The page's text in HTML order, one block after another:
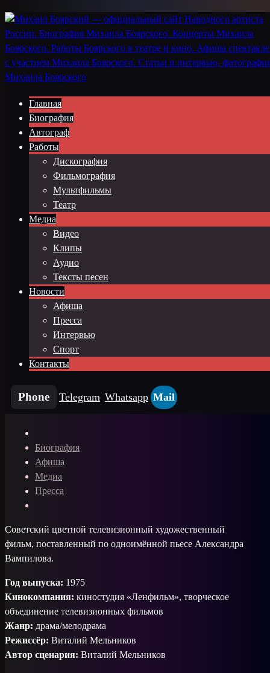
Главная
Биография
Автограф
Работы
Дискография
Фильмография
Мультфильмы
Театр
Медиа
Видео
Клипы
Аудио
Тексты песен
Новости
Афиша
Пресса
Интервью
Спорт
Контакты
Phone Telegram Whatsapp Mail
Биография
Афиша
Медиа
Пресса
Советский цветной телевизионный художественный
фильм, поставленный по одноимённой пьесе Александра
Вампилова.
Год выпуска: 1975
Кинокомпания: киностудия «Ленфильм», творческое
объединение телевизионных фильмов
Жанр: драма/мелодрама
Режиссёр: Виталий Мельников
Автор сценария: Виталий Мельников